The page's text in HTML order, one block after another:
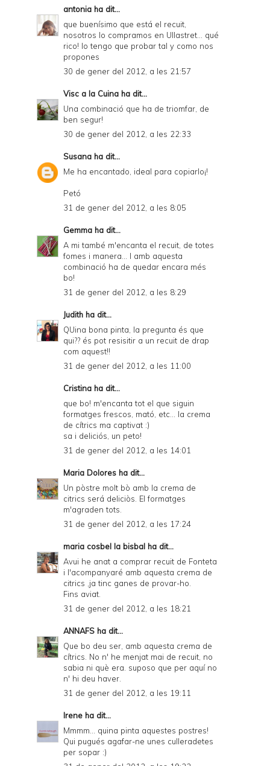
antonia ha dit...
que buenísimo que está el recuit,
nosotros lo compramos en Ullastret... qué
rico! lo tengo que probar tal y como nos
propones
30 de gener del 2012, a les 21:57
Visc a la Cuina ha dit...
Una combinació que ha de triomfar, de
ben segur!
30 de gener del 2012, a les 22:33
Susana ha dit...
Me ha encantado, ideal para copiarlo¡!
Petó
31 de gener del 2012, a les 8:05
Gemma ha dit...
A mi també m'encanta el recuit, de totes
fomes i manera... I amb aquesta
combinació ha de quedar encara més
bo!
31 de gener del 2012, a les 8:29
Judith ha dit...
QUina bona pinta, la pregunta és que
qui?? és pot resisitir a un recuit de drap
com aquest!!
31 de gener del 2012, a les 11:00
Cristina ha dit...
que bo! m'encanta tot el que siguin
formatges frescos, mató, etc... la crema
de cítrics ma captivat :)
sa i deliciós, un peto!
31 de gener del 2012, a les 14:01
Maria Dolores ha dit...
Un pòstre molt bò amb la crema de
citrics será deliciòs. El formatges
m'agraden tots.
31 de gener del 2012, a les 17:24
maria cosbel la bisbal ha dit...
Avui he anat a comprar recuit de Fonteta
i l'acompanyaré amb aquesta crema de
citrics ,ja tinc ganes de provar-ho.
Fins aviat.
31 de gener del 2012, a les 18:21
ANNAFS ha dit...
Que bo deu ser, amb aquesta crema de
cítrics. No n' he menjat mai de recuit, no
sabia ni què era. suposo que per aquí no
n' hi deu haver.
31 de gener del 2012, a les 19:11
Irene ha dit...
Mmmm... quina pinta aquestes postres!
Qui pugués agafar-ne unes culleradetes
per sopar :)